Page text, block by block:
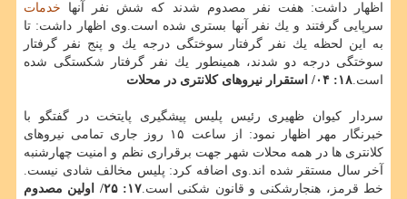
اظهار داشت: هفت نفر مصدوم شدند كه شش نفر آنها خدمات
سرپایی گرفتند و یك نفر آنها بستری شده است.وی اظهار داشت: تا
به این لحظه یك نفر گرفتار سوختگی درجه یك و پنج نفر گرفتار
سوختگی درجه دو شدند، همینطور یك نفر گرفتار شكستگی شده
است.۱۸: ۰۴/ استقرار نیروهای كلانتری در محلات
سردار كیوان ظهیری رئیس پلیس پیشگیری پایتخت در گفتگو با
خبرنگار مهر اظهار نمود: از ساعت ۱۵ روز جاری تمامی نیروهای
كلانتری ها در همه محلات شهر جهت برقراری نظم و امنیت چهارشنبه
آخر سال مستقر شده اند.وی اضافه كرد: پلیس مخالف شادی نیست.
خط قرمز، هنجارشكنی و قانون شكنی است.
۱۷: ۲۵/ اولین مصدوم